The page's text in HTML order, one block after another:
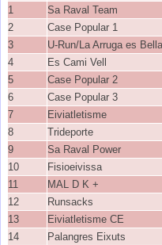
1
Sa Raval Team
2 Case Popular 1
3 U-Run/La Arruga es Bella
4 Es Cami Vell
5 Case Popular 2
6 Case Popular 3
7 Eiviatletisme
8 Trideporte
9 Sa Raval Power
10 Fisioeivissa
11 MAL D K +
12 Runsacks
13 Eiviatletisme CE
14 Palangres Eixuts